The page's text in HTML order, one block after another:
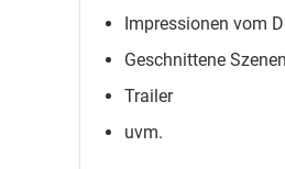
Impressionen vom
Geschnittene
Trailer
uvm.